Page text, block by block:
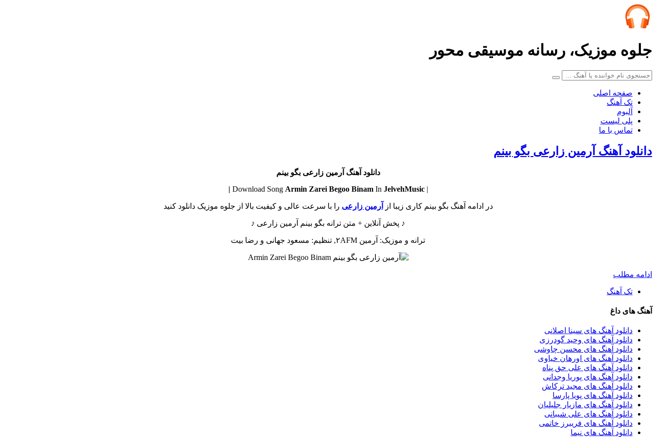
جلوه موزیک، رسانه موسیقی محور
صفحه اصلی
تک آهنگ
آلبوم
پلی لیست
تماس با ما
دانلود آهنگ آرمین زارعی بگو بینم
دانلود آهنگ آرمین زارعی بگو بینم
| Download Song
Armin Zarei Begoo BinamIn JelvehMusic |
در ادامه آهنگ بگو بینم کاری زیبا از آرمین زارعی را با سرعت عالی و کیفیت بالا از جلوه موزیک دانلود کنید
♪ پخش آنلاین + متن ترانه بگو بینم آرمین زارعی ♪
ترانه و موزیک: آرمین ۲AFM, تنظیم: مسعود جهانی و رضا بیت
ادامه مطلب
تک آهنگ
آهنگ های داغ
دانلود آهنگ های سینا اصلانی
دانلود آهنگ های وحید گودرزی
دانلود آهنگ های محسن چاوشی
دانلود آهنگ های اورهان خیاوی
دانلود آهنگ های علی حق پناه
دانلود آهنگ های پوریا وجدانی
دانلود آهنگ های مجید ترکاش
دانلود آهنگ های پویا پارسا
دانلود آهنگ های مازیار جلیلیان
دانلود آهنگ های علی شیبانی
دانلود آهنگ های فریبرز خاتمی
دانلود آهنگ های نیما